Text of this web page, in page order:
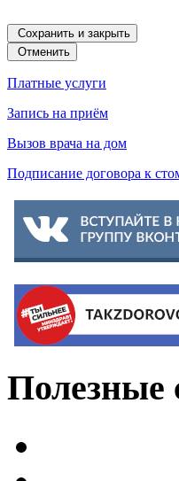
Сохранить и закрыть
Отменить
Платные услуги
Запись на приём
Вызов врача на дом
Подписание договора к
Полезные